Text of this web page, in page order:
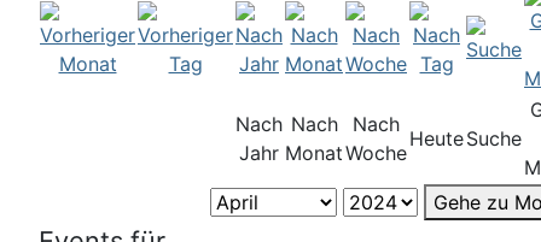
Nach
Jahr
Nach
Monat
Nach
Woche
HeuteSuche
Gehe zu